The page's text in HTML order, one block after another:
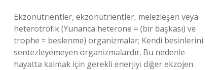
Ekzonütrientler, ekzonütrientler, melezleşen veya
heterotrofik (Yunanca heterone = (bir başkası) ve
trophe = beslenme) organizmalar; Kendi besinlerini
sentezleyemeyen organizmalardır. Bu nedenle
hayatta kalmak için gerekli enerjiyi diğer ekzojen